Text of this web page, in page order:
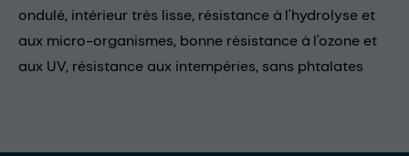
ondulé, intérieur très lisse, résistance à l'hydrolyse et
aux micro-organismes, bonne résistance à l'ozone et
aux UV, résistance aux intempéries, sans phtalates